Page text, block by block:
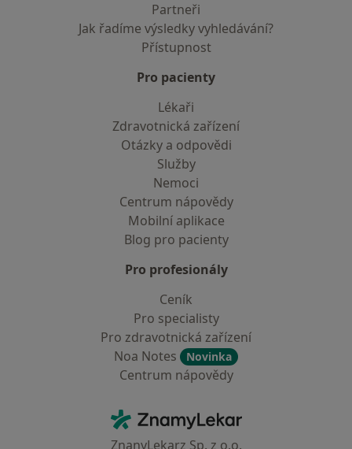
Partneři
Jak řadíme výsledky vyhledávání?
Přístupnost
Pro pacienty
Lékaři
Zdravotnická zařízení
Otázky a odpovědi
Služby
Nemoci
Centrum nápovědy
Mobilní aplikace
Blog pro pacienty
Pro profesionály
Ceník
Pro specialisty
Pro zdravotnická zařízení
Noa Notes
Novinka
Centrum nápovědy
ZnamyLekar - Hlavní stránka
ZnanyLekarz Sp. z o.o.